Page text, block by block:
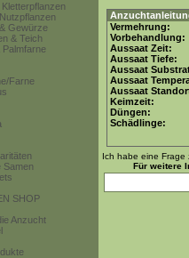
Gewürze
& Teich
Palmfarne
Farne
Samen
SHOP
Anzucht
Vermehrung:
Vorbehandlung:
Aussaat Zeit:
Aussaat Tiefe:
Aussaat
Aussaat
Aussaat
Keimzeit:
Düngen:
Schädlinge:
Ich habe eine Frage
Für weitere